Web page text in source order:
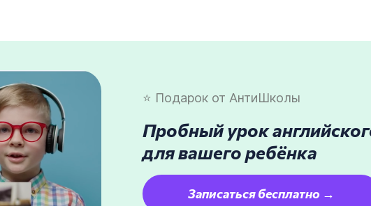
⭐ Подарок от АнтиШколы
Пробный урок
для вашего ребёнка
Записаться бесплатно →